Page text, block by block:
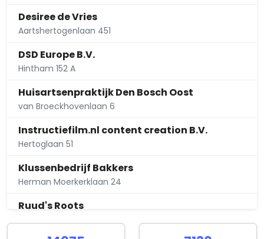
Desiree de Vries
Aartshertogenlaan 451
DSD Europe B.V.
Hintham 152 A
Huisartsenpraktijk Den Bosch Oost
van Broeckhovenlaan 6
Instructiefilm.nl content creation B.V.
Hertoglaan 51
Klussenbedrijf Bakkers
Herman Moerkerklaan 24
Ruud's Roots